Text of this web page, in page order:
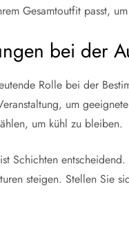
Gesamtoutfit passt,
bei der
Rolle bei der
um
um kühl zu bleiben.
Schichten
steigen. Stellen Sie